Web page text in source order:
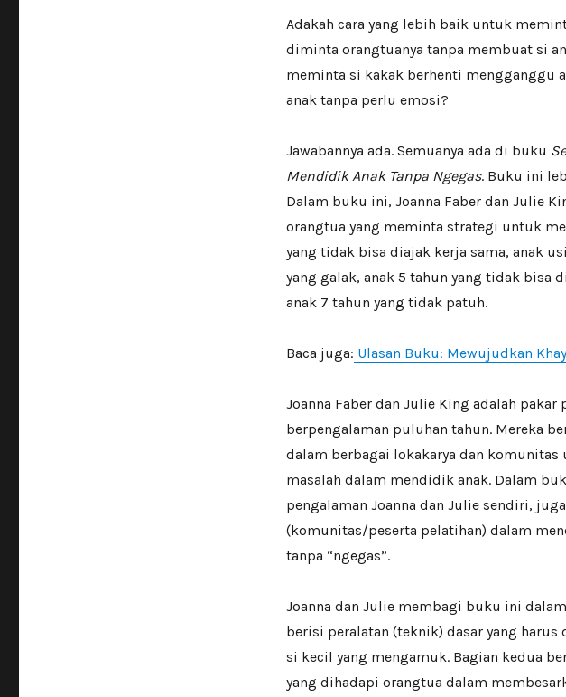
Adakah cara yang lebih baik untuk
diminta orangtuanya tanpa membuat si
meminta si kakak berhenti mengganggu
anak tanpa perlu emosi?
Jawabannya ada. Semuanya ada di buku
Mendidik Anak Tanpa Ngegas. Buku ini
Dalam buku ini, Joanna Faber dan Julie
orangtua yang meminta strategi untuk
yang tidak bisa diajak kerja sama, anak
yang galak, anak 5 tahun yang tidak bisa
anak 7 tahun yang tidak patuh.
Baca juga: Ulasan Buku: Mewujudkan
Joanna Faber dan Julie King adalah
berpengalaman puluhan tahun. Mereka
dalam berbagai lokakarya dan komunitas
masalah dalam mendidik anak. Dalam
pengalaman Joanna dan Julie sendiri,
(komunitas/peserta pelatihan) dalam
tanpa “ngegas”.
Joanna dan Julie membagi buku ini
berisi peralatan (teknik) dasar yang
si kecil yang mengamuk. Bagian kedua
yang dihadapi orangtua dalam